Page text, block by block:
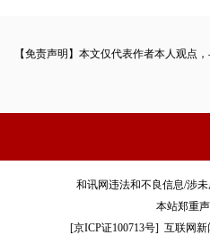
【免责声明】本文仅代表作者本人观点
和讯网违法和不良信息/涉未
本站郑重
[京ICP证100713号]互联网